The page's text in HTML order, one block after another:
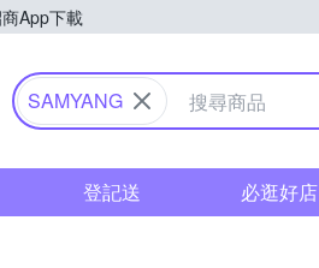
App下載
購物中心
SAMYANG
登記送 必逛好店